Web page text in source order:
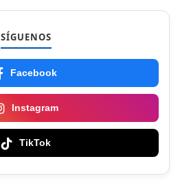
SÍGUENOS
Facebook
Instagram
TikTok